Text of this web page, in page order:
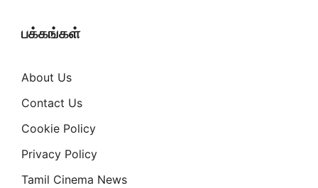
பக்கங்கள்
About Us
Contact Us
Cookie Policy
Privacy Policy
Tamil Cinema News